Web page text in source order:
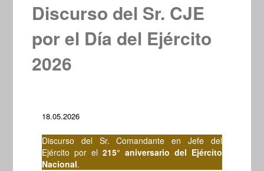
Discurso del Sr. CJE
por el Día del Ejército
2026
18.05.2026
Discurso del Sr. Comandante en Jefe del
Ejército por el 215° aniversario del Ejército
Nacional.